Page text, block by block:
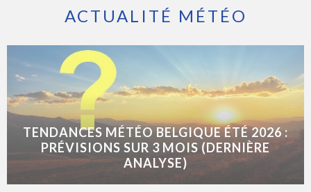
ACTUALITÉ MÉTÉO
TENDANCES MÉTÉO BELGIQUE ÉTÉ 2026 :
PRÉVISIONS SUR 3 MOIS (DERNIÈRE
ANALYSE)